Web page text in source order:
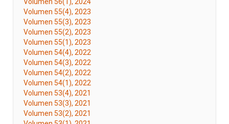
Volumen 55(4), 2023
Volumen 55(3), 2023
Volumen 55(2), 2023
Volumen 55(1), 2023
Volumen 54(4), 2022
Volumen 54(3), 2022
Volumen 54(2), 2022
Volumen 54(1), 2022
Volumen 53(4), 2021
Volumen 53(3), 2021
Volumen 53(2), 2021